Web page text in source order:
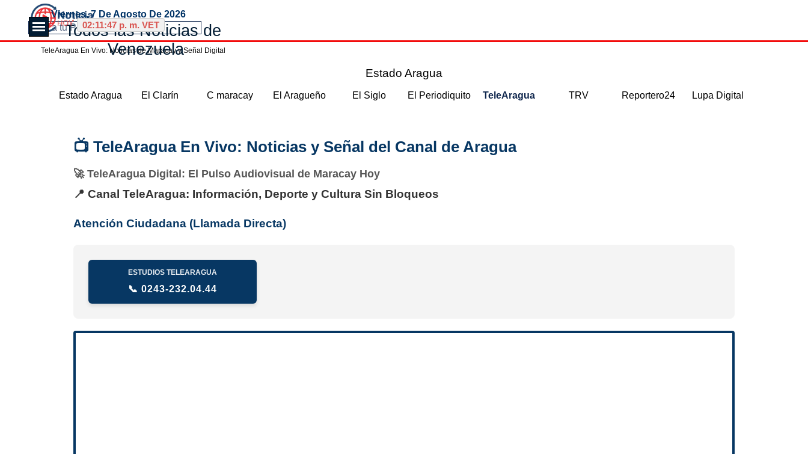
Vaya al Contenido
Todos las Noticias de
Venezuela
Viernes, 7 De Agosto De 2026
02:11:48 p. m. VET
Saltar menú
TeleAragua En Vivo: Noticias de Maracay y Señal Digital
Estado Aragua
Estado Aragua El Clarín C maracay El Aragueño El Siglo El Periodiquito TeleAragua TRV Reportero24 Lupa Digital
📺 TeleAragua En Vivo: Noticias y Señal del Canal de Aragua
🚀 TeleAragua Digital: El Pulso Audiovisual de Maracay Hoy
📍 Canal TeleAragua: Información, Deporte y Cultura Sin Bloqueos
Atención Ciudadana (Llamada Directa)
ESTUDIOS TELEARAGUA
📞 0243-232.04.44